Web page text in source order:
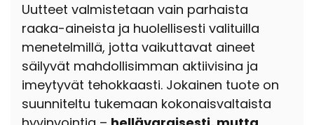
Uutteet valmistetaan vain parhaista
raaka-aineista ja huolellisesti valituilla
menetelmillä, jotta vaikuttavat aineet
säilyvät mahdollisimman aktiivisina ja
imeytyvät tehokkaasti. Jokainen tuote on
suunniteltu tukemaan kokonaisvaltaista